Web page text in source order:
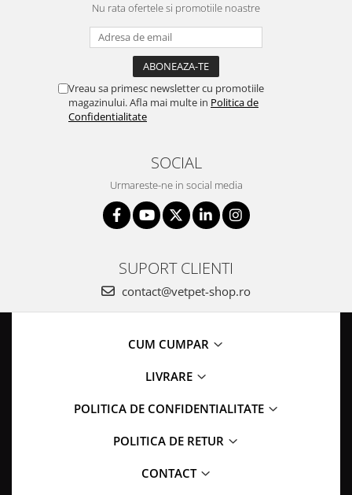
Nu rata ofertele si promotiile noastre
Vreau sa primesc newsletter cu promotiile
magazinului. Afla mai multe in Politica de
Confidentialitate
SOCIAL
Urmareste-ne in social media
SUPORT CLIENTI
contact@vetpet-shop.ro
CUM CUMPAR
LIVRARE
POLITICA DE CONFIDENTIALITATE
POLITICA DE RETUR
CONTACT